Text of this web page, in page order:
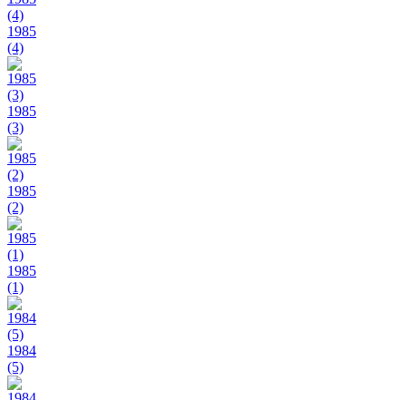
1985
(4)
1985
(3)
1985
(2)
1985
(1)
1984
(5)